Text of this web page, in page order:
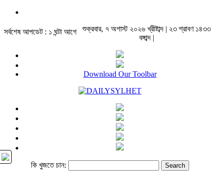
সর্বশেষ আপডেট : ১ ঘন্টা আগে
শুক্রবার, ৭ অগাস্ট ২০২৬ খ্রীষ্টাব্দ | ২৩ শ্রাবণ ১৪৩৩
বঙ্গাব্দ |
Download Our Toolbar
কি খুজতে চান: